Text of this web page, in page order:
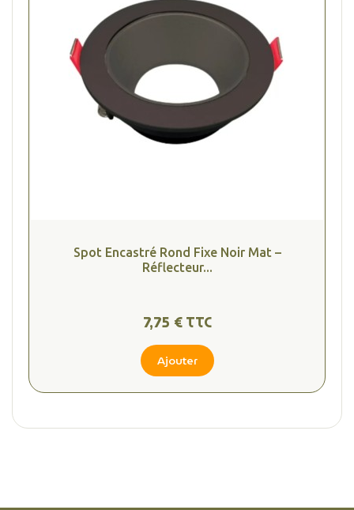
Spot Encastré Rond Fixe Noir Mat –
Réflecteur...
7,75 € TTC
Ajouter